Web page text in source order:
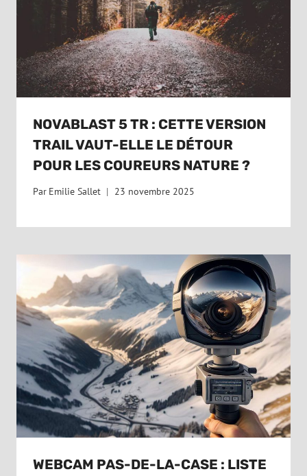
NOVABLAST 5 TR : CETTE VERSION
TRAIL VAUT-ELLE LE DÉTOUR
POUR LES COUREURS NATURE ?
Par Emilie Sallet 23 novembre 2025
WEBCAM PAS-DE-LA-CASE : LISTE